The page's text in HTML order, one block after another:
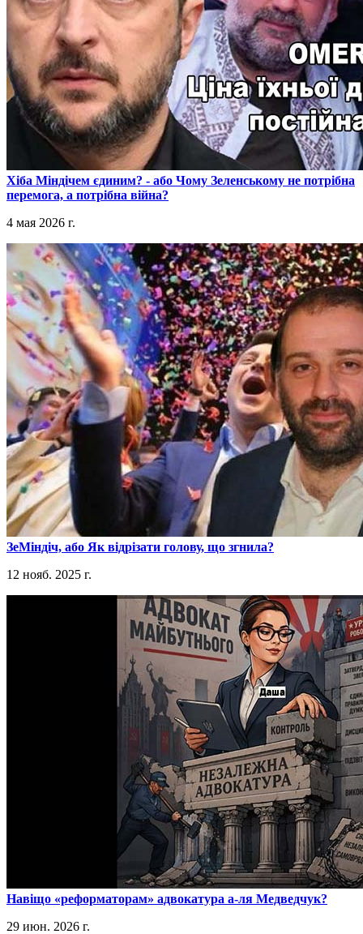
​Хіба Міндічем єдиним? - або Чому Зеленському не потрібна
перемога, а потрібна війна?
4 мая 2026 г.
​ЗеМіндіч, або Як відрізати голову, що згнила?
12 нояб. 2025 г.
​Навіщо «реформаторам» адвокатура а-ля Медведчук?
29 июн. 2026 г.